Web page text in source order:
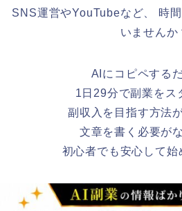
SNS運営やYouTubeなど、 時
いませんか
AIにコピペする
1日29分で副業をス
副収入を目指す方法
文章を書く必要が
初心者でも安心して始